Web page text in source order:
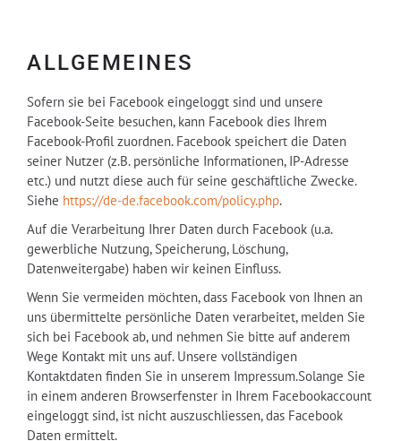
ALLGEMEINES
Sofern sie bei Facebook eingeloggt sind und unsere
Facebook-Seite besuchen, kann Facebook dies Ihrem
Facebook-Profil zuordnen. Facebook speichert die Daten
seiner Nutzer (z.B. persönliche Informationen, IP-Adresse
etc.) und nutzt diese auch für seine geschäftliche Zwecke.
Siehe https://de-de.facebook.com/policy.php.
Auf die Verarbeitung Ihrer Daten durch Facebook (u.a.
gewerbliche Nutzung, Speicherung, Löschung,
Datenweitergabe) haben wir keinen Einfluss.
Wenn Sie vermeiden möchten, dass Facebook von Ihnen an
uns übermittelte persönliche Daten verarbeitet, melden Sie
sich bei Facebook ab, und nehmen Sie bitte auf anderem
Wege Kontakt mit uns auf. Unsere vollständigen
Kontaktdaten finden Sie in unserem Impressum.Solange Sie
in einem anderen Browserfenster in Ihrem Facebookaccount
eingeloggt sind, ist nicht auszuschliessen, das Facebook
Daten ermittelt.